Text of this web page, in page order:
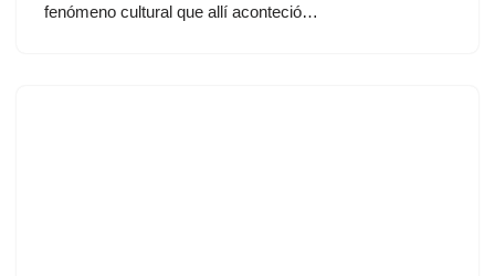
fenómeno cultural que allí aconteció…